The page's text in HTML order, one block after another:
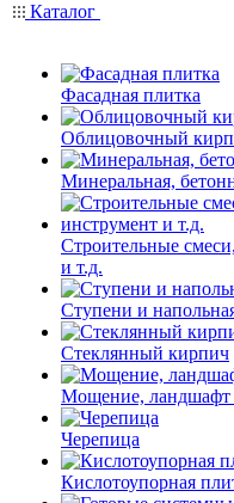
Каталог
Фасадная плитка
Облицовочный
Минеральная,
Строительные
и т.д.
Ступени и
Cтеклянный кирпич
Мощение, ландшафт
Черепица
Кислотоупорная